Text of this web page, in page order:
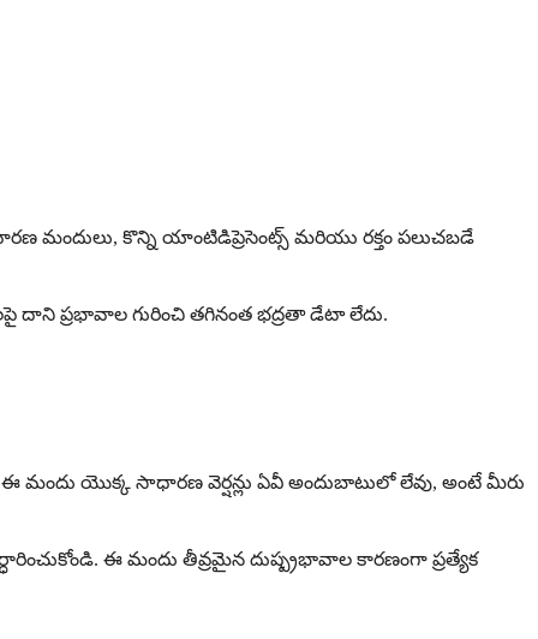
మందులు, కొన్ని యాంటిడిప్రెసెంట్స్ మరియు రక్తం పలుచబడే
దాని ప్రభావాల గురించి తగినంత భద్రతా డేటా లేదు.
యొక్క సాధారణ వెర్షన్లు ఏవీ అందుబాటులో లేవు, అంటే మీరు
ఈ మందు తీవ్రమైన దుష్ప్రభావాల కారణంగా ప్రత్యేక